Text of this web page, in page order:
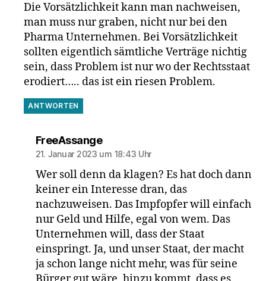
Die Vorsätzlichkeit kann man nachweisen,
man muss nur graben, nicht nur bei den
Pharma Unternehmen. Bei Vorsätzlichkeit
sollten eigentlich sämtliche Verträge nichtig
sein, dass Problem ist nur wo der Rechtsstaat
erodiert….. das ist ein riesen Problem.
ANTWORTEN
FreeAssangesagt:
21. Januar 2023 um 18:43 Uhr
Wer soll denn da klagen? Es hat doch dann
keiner ein Interesse dran, das
nachzuweisen. Das Impfopfer will einfach
nur Geld und Hilfe, egal von wem. Das
Unternehmen will, dass der Staat
einspringt. Ja, und unser Staat, der macht
ja schon lange nicht mehr, was für seine